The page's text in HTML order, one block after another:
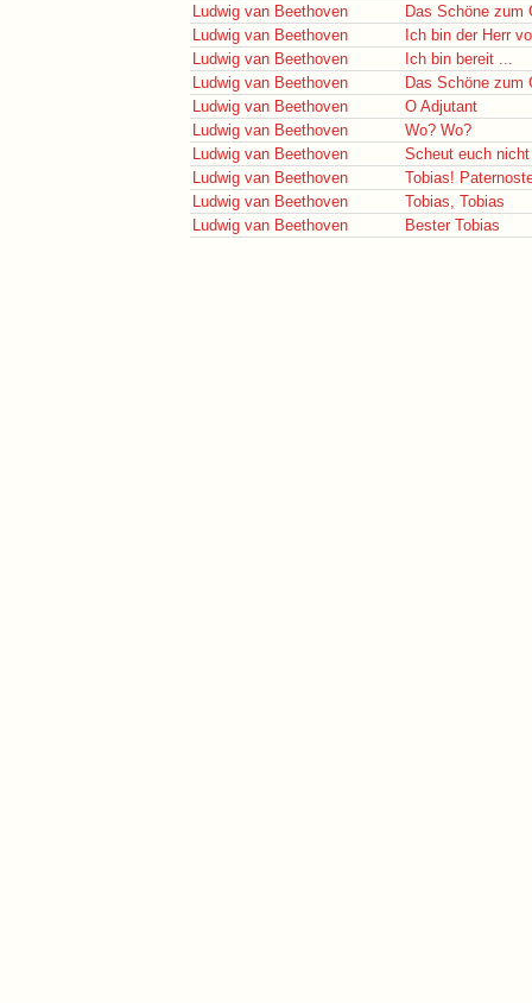
Ludwig van Beethoven
Das Schöne zum
Ludwig van Beethoven
Ich bin der Herr
Ludwig van Beethoven
Ich bin bereit ...
Ludwig van Beethoven
Das Schöne zum
Ludwig van Beethoven
O Adjutant
Ludwig van Beethoven
Wo? Wo?
Ludwig van Beethoven
Scheut euch nicht
Ludwig van Beethoven
Tobias!
Ludwig van Beethoven
Tobias, Tobias
Ludwig van Beethoven
Bester Tobias